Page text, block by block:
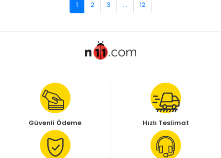
1 2 3 ... 12
Güvenli Ödeme Hızlı Teslimat